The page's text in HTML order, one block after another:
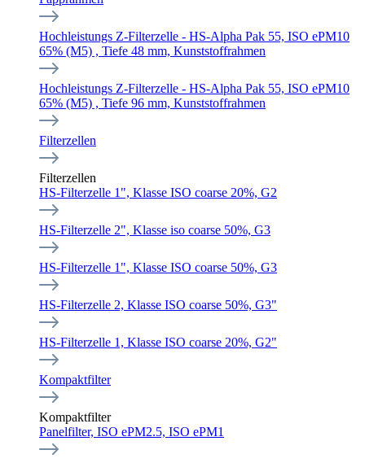
Hochleistungs Z-Filterzelle - HS-Alpha Pak 55, ISO ePM10
65% (M5) , Tiefe 48 mm, Kunststoffrahmen
Hochleistungs Z-Filterzelle - HS-Alpha Pak 55, ISO ePM10
65% (M5) , Tiefe 96 mm, Kunststoffrahmen
Filterzellen
Filterzellen
HS-Filterzelle 1", Klasse ISO coarse 20%, G2
HS-Filterzelle 2", Klasse iso coarse 50%, G3
HS-Filterzelle 1", Klasse ISO coarse 50%, G3
HS-Filterzelle 2, Klasse ISO coarse 50%, G3"
HS-Filterzelle 1, Klasse ISO coarse 20%, G2"
Kompaktfilter
Kompaktfilter
Panelfilter, ISO ePM2.5, ISO ePM1